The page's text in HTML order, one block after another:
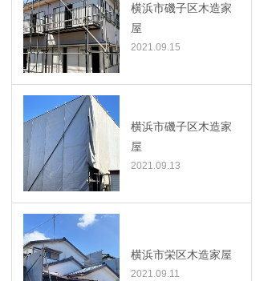
横浜市磯子区木造家
屋
2021.09.15
横浜市磯子区木造家
屋
2021.09.13
横浜市栄区木造家屋
2021.09.11